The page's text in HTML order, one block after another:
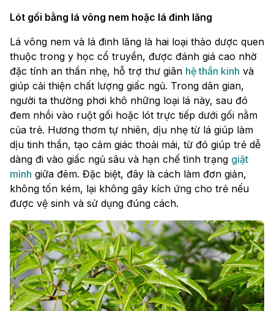
Lót gối bằng lá vông nem hoặc lá đinh lăng
Lá vông nem và lá đinh lăng là hai loại thảo dược quen
thuộc trong y học cổ truyền, được đánh giá cao nhờ
đặc tính an thần nhẹ, hỗ trợ thư giãn hệ thần kinh và
giúp cải thiện chất lượng giấc ngủ. Trong dân gian,
người ta thường phơi khô những loại lá này, sau đó
đem nhồi vào ruột gối hoặc lót trực tiếp dưới gối nằm
của trẻ. Hương thơm tự nhiên, dịu nhẹ từ lá giúp làm
dịu tinh thần, tạo cảm giác thoải mái, từ đó giúp trẻ dễ
dàng đi vào giấc ngủ sâu và hạn chế tình trạng giật
mình giữa đêm. Đặc biệt, đây là cách làm đơn giản,
không tốn kém, lại không gây kích ứng cho trẻ nếu
được vệ sinh và sử dụng đúng cách.